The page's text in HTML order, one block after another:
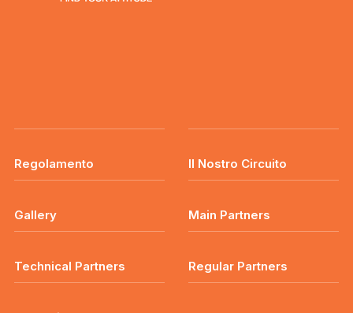
Regolamento Il Nostro Circuito
Gallery Main Partners
Technical Partners Regular Partners